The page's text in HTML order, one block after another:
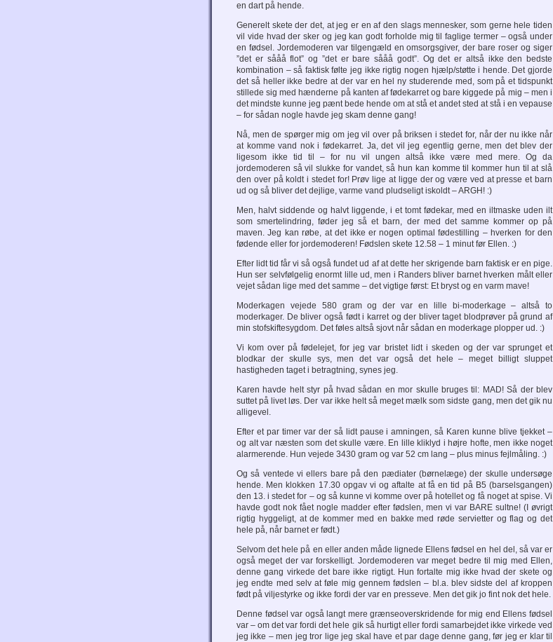
en dart på hende.
Generelt skete der det, at jeg er en af den slags mennesker, som gerne hele tiden
vil vide hvad der sker og jeg kan godt forholde mig til faglige termer – også under
en fødsel. Jordemoderen var tilgengæld en omsorgsgiver, der bare roser og siger
”det er sååå flot” og ”det er bare sååå godt”. Og det er altså ikke den bedste
kombination – så faktisk følte jeg ikke rigtig nogen hjælp/støtte i hende. Det gjorde
det så heller ikke bedre at der var en hel ny studerende med, som på et tidspunkt
stillede sig med hænderne på kanten af fødekarret og bare kiggede på mig – men i
det mindste kunne jeg pænt bede hende om at stå et andet sted at stå i en vepause
– for sådan nogle havde jeg skam denne gang!
Nå, men de spørger mig om jeg vil over på briksen i stedet for, når der nu ikke når
at komme vand nok i fødekarret. Ja, det vil jeg egentlig gerne, men det blev der
ligesom ikke tid til – for nu vil ungen altså ikke være med mere. Og da
jordemoderen så vil slukke for vandet, så hun kan komme til kommer hun til at slå
den over på koldt i stedet for! Prøv lige at ligge der og være ved at presse et barn
ud og så bliver det dejlige, varme vand pludseligt iskoldt – ARGH! :)
Men, halvt siddende og halvt liggende, i et tomt fødekar, med en iltmaske uden ilt
som smertelindring, føder jeg så et barn, der med det samme kommer op på
maven. Jeg kan røbe, at det ikke er nogen optimal fødestilling – hverken for den
fødende eller for jordemoderen! Fødslen skete 12.58 – 1 minut før Ellen. :)
Efter lidt tid får vi så også fundet ud af at dette her skrigende barn faktisk er en pige.
Hun ser selvfølgelig enormt lille ud, men i Randers bliver barnet hverken målt eller
vejet sådan lige med det samme – det vigtige først: Et bryst og en varm mave!
Moderkagen vejede 580 gram og der var en lille bi-moderkage – altså to
moderkager. De bliver også født i karret og der bliver taget blodprøver på grund af
min stofskiftesygdom. Det føles altså sjovt når sådan en moderkage plopper ud. :)
Vi kom over på fødelejet, for jeg var bristet lidt i skeden og der var sprunget et
blodkar der skulle sys, men det var også det hele – meget billigt sluppet
hastigheden taget i betragtning, synes jeg.
Karen havde helt styr på hvad sådan en mor skulle bruges til: MAD! Så der blev
suttet på livet løs. Der var ikke helt så meget mælk som sidste gang, men det gik nu
alligevel.
Efter et par timer var der så lidt pause i amningen, så Karen kunne blive tjekket –
og alt var næsten som det skulle være. En lille kliklyd i højre hofte, men ikke noget
alarmerende. Hun vejede 3430 gram og var 52 cm lang – plus minus fejlmåling. :)
Og så ventede vi ellers bare på den pædiater (børnelæge) der skulle undersøge
hende. Men klokken 17.30 opgav vi og aftalte at få en tid på B5 (barselsgangen)
den 13. i stedet for – og så kunne vi komme over på hotellet og få noget at spise. Vi
havde godt nok fået nogle madder efter fødslen, men vi var BARE sultne! (I øvrigt
rigtig hyggeligt, at de kommer med en bakke med røde servietter og flag og det
hele på, når barnet er født.)
Selvom det hele på en eller anden måde lignede Ellens fødsel en hel del, så var er
også meget der var forskelligt. Jordemoderen var meget bedre til mig med Ellen,
denne gang virkede det bare ikke rigtigt. Hun fortalte mig ikke hvad der skete og
jeg endte med selv at føle mig gennem fødslen – bl.a. blev sidste del af kroppen
født på viljestyrke og ikke fordi der var en presseve. Men det gik jo fint nok det hele.
Denne fødsel var også langt mere grænseoverskridende for mig end Ellens fødsel
var – om det var fordi det hele gik så hurtigt eller fordi samarbejdet ikke virkede ved
jeg ikke – men jeg tror lige jeg skal have et par dage denne gang, før jeg er klar til